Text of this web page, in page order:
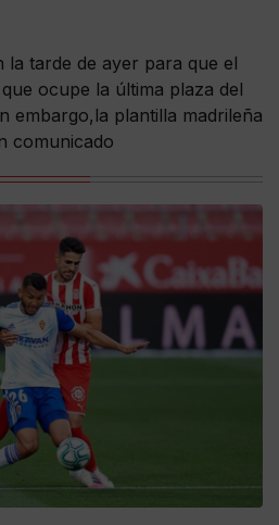
la tarde de ayer para que el
ocupe la última plaza del
embargo,la plantilla madrileña
comunicado